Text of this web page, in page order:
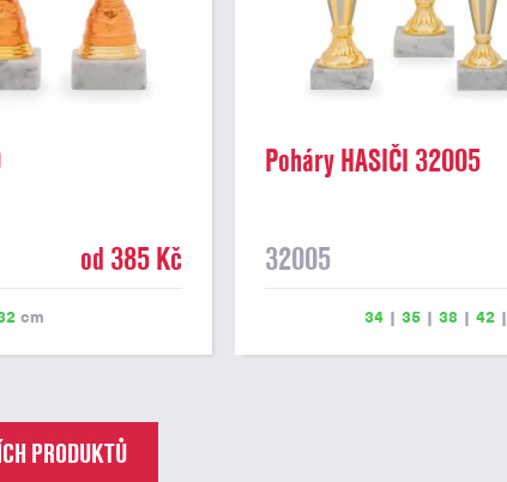
od 385 Kč
cm
Poháry HASIČI 32005
32005
34| 35| 38 | 42|
PRODUKTŮ